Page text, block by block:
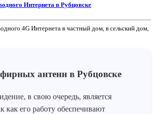
Интернета в Рубцовске
4G Интернета в частный дом, в сельский дом,
антенн в Рубцовске
в свою очередь, является
как его работу обеспечивают